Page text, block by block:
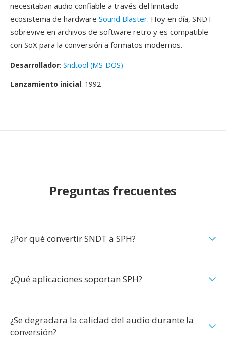
necesitaban audio confiable a través del limitado
ecosistema de hardware Sound Blaster. Hoy en día, SNDT
sobrevive en archivos de software retro y es compatible
con SoX para la conversión a formatos modernos.
Desarrollador: Sndtool (MS-DOS)
Lanzamiento inicial: 1992
Preguntas frecuentes
¿Por qué convertir SNDT a SPH?
¿Qué aplicaciones soportan SPH?
¿Se degradara la calidad del audio durante la
conversión?